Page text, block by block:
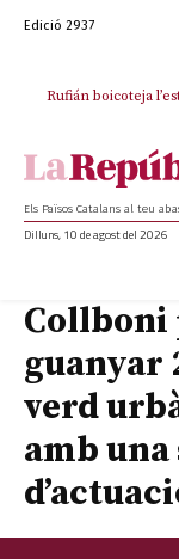
Edició 2937
Rufián boicoteja
Els Països Catalans al teu
Dilluns, 10 de agost del 2026
Collboni
guanyar
verd
amb